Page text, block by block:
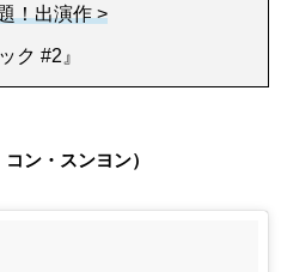
！出演作 >
ク #2』
ン・スンヨン）